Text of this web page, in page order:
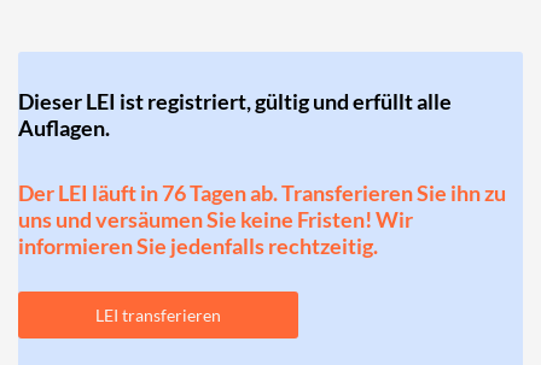
Dieser LEI ist registriert, gültig und erfüllt alle
Auflagen.
Der LEI läuft in 76 Tagen ab. Transferieren Sie ihn zu
uns und versäumen Sie keine Fristen! Wir
informieren Sie jedenfalls rechtzeitig.
LEI transferieren